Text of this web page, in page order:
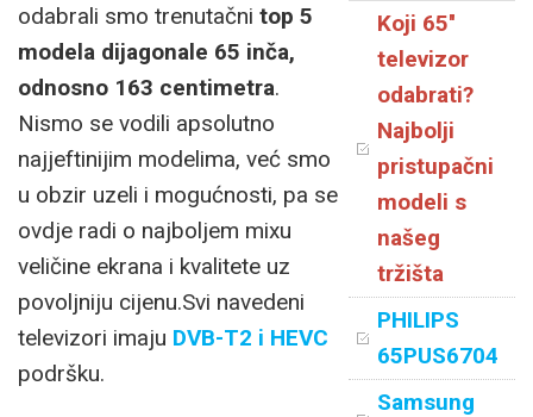
Koji 65''
televizor
odabrati?
Najbolji
pristupačni
modeli s
našeg
tržišta
PHILIPS
65PUS6704
Samsung
odabrali smo trenutačni top 5
modela dijagonale 65 inča,
odnosno 163 centimetra.
Nismo se vodili apsolutno
najjeftinijim modelima, već smo
u obzir uzeli i mogućnosti, pa se
ovdje radi o najboljem mixu
veličine ekrana i kvalitete uz
povoljniju cijenu.Svi navedeni
televizori imaju DVB-T2 i HEVC
podršku.